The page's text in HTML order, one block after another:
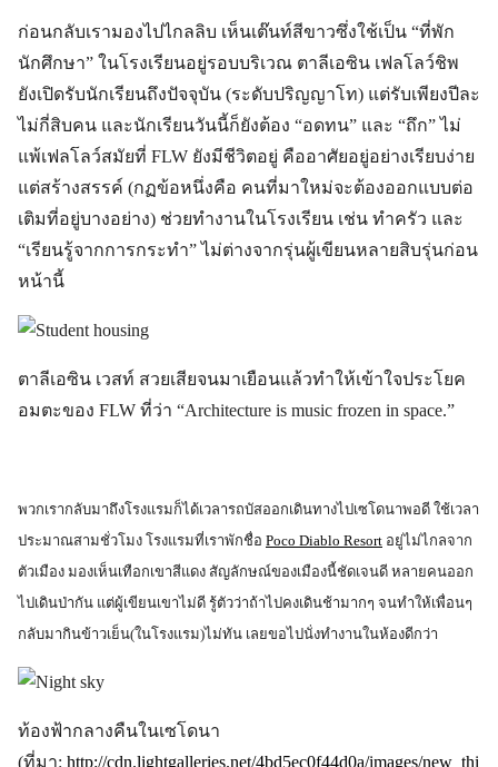
ก่อนกลับเรามองไปไกลลิบ เห็นเต๊นท์สีขาวซึ่งใช้เป็น “ที่พัก
นักศึกษา” ในโรงเรียนอยู่รอบบริเวณ ตาลีเอซิน เฟลโลว์ชิพ
ยังเปิดรับนักเรียนถึงปัจจุบัน (ระดับปริญญาโท) แต่รับเพียงปีละ
ไม่กี่สิบคน และนักเรียนวันนี้ก็ยังต้อง “อดทน” และ “ถึก” ไม่
แพ้เฟลโลว์สมัยที่ FLW ยังมีชีวิตอยู่ คืออาศัยอยู่อย่างเรียบง่าย
แต่สร้างสรรค์ (กฏข้อหนึ่งคือ คนที่มาใหม่จะต้องออกแบบต่อ
เติมที่อยู่บางอย่าง) ช่วยทำงานในโรงเรียน เช่น ทำครัว และ
“เรียนรู้จากการกระทำ” ไม่ต่างจากรุ่นผู้เขียนหลายสิบรุ่นก่อน
หน้านี้
ตาลีเอซิน เวสท์ สวยเสียจนมาเยือนแล้วทำให้เข้าใจประโยค
อมตะของ FLW ที่ว่า “Architecture is music frozen in space.”
พวกเรากลับมาถึงโรงแรมก็ได้เวลารถบัสออกเดินทางไปเซโดนาพอดี ใช้เวลา
ประมาณสามชั่วโมง โรงแรมที่เราพักชื่อ Poco Diablo Resort อยู่ไม่ไกลจาก
ตัวเมือง มองเห็นเทือกเขาสีแดง สัญลักษณ์ของเมืองนี้ชัดเจนดี หลายคนออก
ไปเดินป่ากัน แต่ผู้เขียนเขาไม่ดี รู้ตัวว่าถ้าไปคงเดินช้ามากๆ จนทำให้เพื่อนๆ
กลับมากินข้าวเย็น(ในโรงแรม)ไม่ทัน เลยขอไปนั่งทำงานในห้องดีกว่า
ท้องฟ้ากลางคืนในเซโดนา
(ที่มา: http://cdn.lightgalleries.net/4bd5ec0f44d0a/images/new_thi